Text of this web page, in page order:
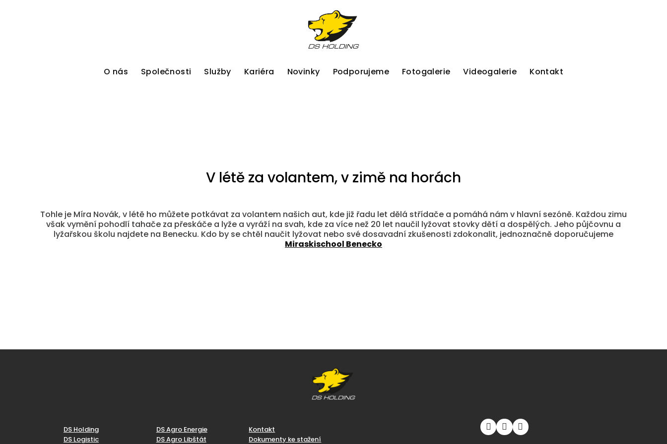
O nás Společnosti Služby Kariéra Novinky Podporujeme Fotogalerie Videogalerie Kontakt
V létě za volantem, v zimě na horách
Tohle je Míra Novák, v létě ho můžete potkávat za volantem našich aut, kde již řadu let dělá střídače a pomáhá nám v hlavní sezóně. Každou zimu
však vymění pohodlí tahače za přeskáče a lyže a vyráží na svah, kde za více než 20 let naučil lyžovat stovky dětí a dospělých. Jeho půjčovnu a
lyžařskou školu najdete na Benecku. Kdo by se chtěl naučit lyžovat nebo své dosavadní zkušenosti zdokonalit, jednoznačně doporučujeme
Miraskischool Benecko
DS Holding
DS Logistic
DS Agro Energie
DS Agro Libštát
Kontakt
Dokumenty ke stažení